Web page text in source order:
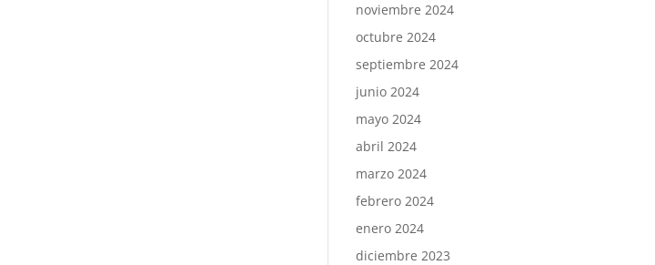
noviembre 2024
octubre 2024
septiembre 2024
junio 2024
mayo 2024
abril 2024
marzo 2024
febrero 2024
enero 2024
diciembre 2023